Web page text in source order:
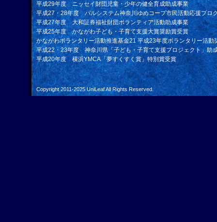
平成29年度 ニッセイ財団児童・少年の健全育成助成事業
平成27・28年度 パルシステム神奈川ゆめコープ市民活動応援プロ
平成27年度 大和証券福祉財団ボランティア活動助成事業
平成25年度 かながわ子ども・子育て支援大賞奨励賞受賞
かながわボランタリー活動推進基金21 平成23年度ボランタリー活動
平成22・23年度 神奈川県「子ども・子育て支援プロジェクト」助
平成20年度 横浜YMCA「夢すくすく賞」特別賞受賞
Copyright 2011-2025 UniLeafAll Rights Reserved.